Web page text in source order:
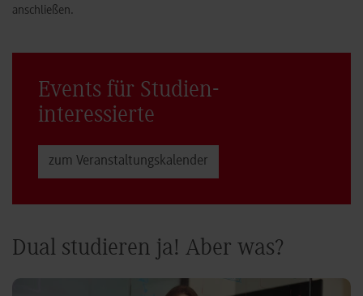
anschließen.
Events für Studien­
interessierte
zum Veranstaltungs­kalender
Dual studieren ja! Aber was?